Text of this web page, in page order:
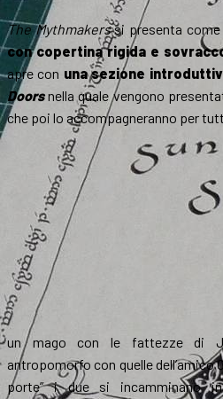
The Mythmakerssi presenta come
con copertina rigida e
apre con una sezione
Doorsnella quale vengono
che poi lo accompagneranno per
un mago con le fattezze di
antropomorfo con quelle dell’amico
porte” i due si incamminano